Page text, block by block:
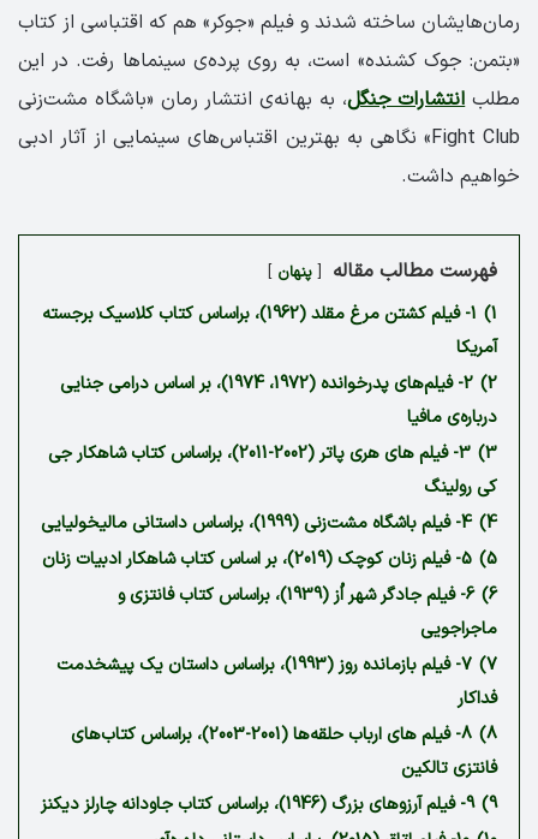
رمان‌هایشان ساخته شدند و فیلم «جوکر» هم که اقتباسی از کتاب
«بتمن: جوک کشنده» است، به روی پرده‌ی سینماها رفت. در این
مطلبانتشارات جنگل، به بهانه‌ی انتشار رمان «باشگاه مشت‌زنی
Fight Club» نگاهی به بهترین اقتباس‌های سینمایی از آثار ادبی
خواهیم داشت.
فهرست مطالب مقاله پنهان
1)
1- فیلم کشتن مرغ مقلد (1962)، براساس کتاب کلاسیک برجسته
آمریکا
2)
2- فیلم‌های پدرخوانده (1972، 1974)، بر اساس درامی جنایی
درباره‌ی مافیا
3)
3- فیلم ‌های هری‌ پاتر (2002-2011)، براساس کتاب شاهکار جی
کی رولینگ
4) 4- فیلم باشگاه مشت‌زنی (1999)، براساس داستانی مالیخولیایی
5) 5- فیلم زنان کوچک (2019)، بر اساس کتاب شاهکار ادبیات زنان
6)
6- فیلم جادگر شهر اُز (1939)، براساس کتاب فانتزی و
ماجراجویی
7)
7- فیلم بازمانده روز (1993)، براساس داستان یک پیشخدمت
فداکار
8)
8- فیلم های ارباب حلقه‌ها (2001-2003)، براساس کتاب‌های
فانتزی تالکین
9) 9- فیلم آرزوهای بزرگ (1946)، براساس کتاب جاودانه چارلز دیکنز